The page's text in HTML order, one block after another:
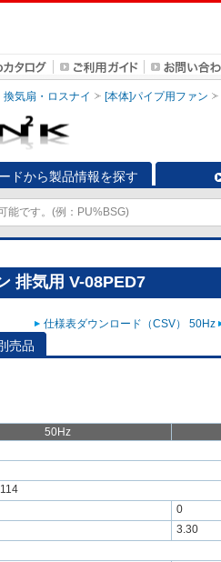
換気扇・ロスナイ [本体]パイプ用ファン
ドから製品情報を探す
排気用 V-08PED7
仕様表ダウンロード（CSV） 50Hz
売品
50Hz
0
3.30